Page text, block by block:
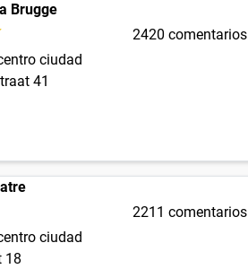
Brugge
2420 comentarios
ciudad
41
2211 comentarios
ciudad
18